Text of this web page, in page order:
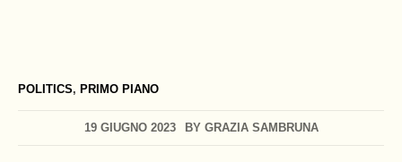
POLITICS, PRIMO PIANO
19 GIUGNO 2023 BY GRAZIA SAMBRUNA